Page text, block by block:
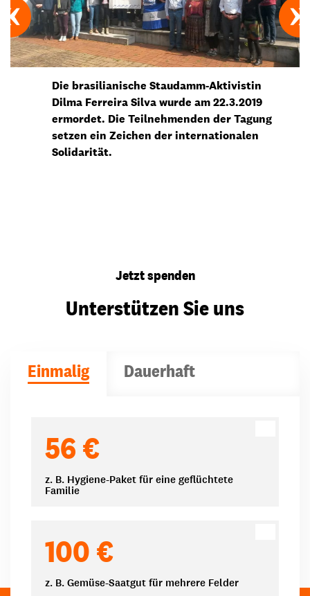
Die brasilianische Staudamm-Aktivistin
Dilma Ferreira Silva wurde am 22.3.2019
ermordet. Die Teilnehmenden der Tagung
setzen ein Zeichen der internationalen
Solidarität.
Jetzt spenden
Unterstützen Sie uns
Einmalig Dauerhaft
56 €
z. B. Hygiene-Paket für eine geflüchtete
Familie
100 €
z. B. Gemüse-Saatgut für mehrere Felder